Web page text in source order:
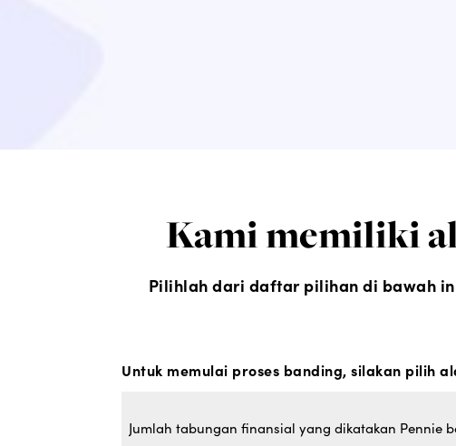
Kami memiliki
Pilihlah dari daftar pilihan di bawah
Untuk memulai proses banding, silakan pilih